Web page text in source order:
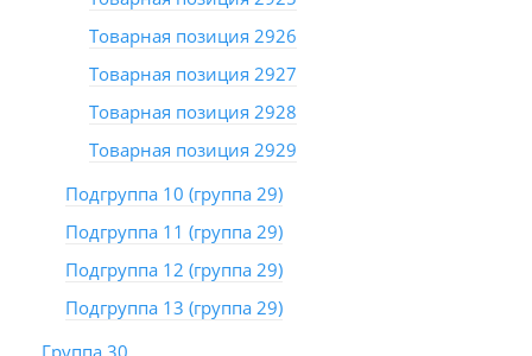
Товарная позиция 2926
Товарная позиция 2927
Товарная позиция 2928
Товарная позиция 2929
Подгруппа 10 (группа 29)
Подгруппа 11 (группа 29)
Подгруппа 12 (группа 29)
Подгруппа 13 (группа 29)
Группа 30